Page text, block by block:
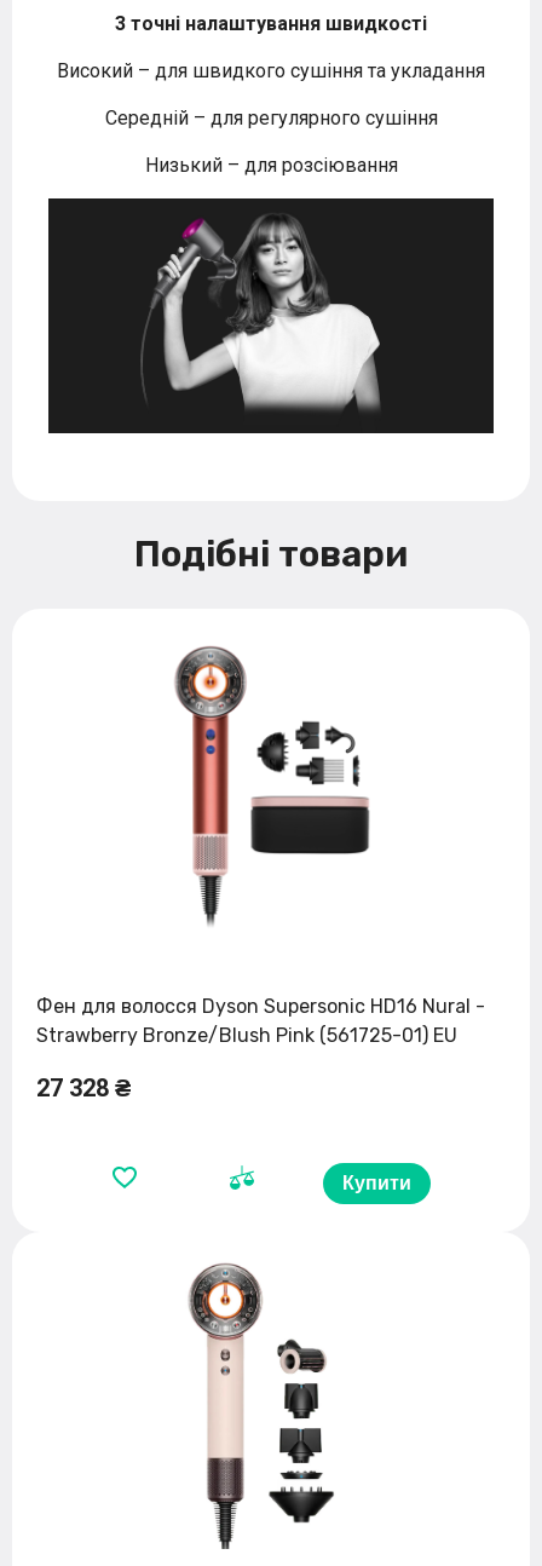
3 точні налаштування швидкості
Високий – для швидкого сушіння та укладання
Середній – для регулярного сушіння
Низький – для розсіювання
Подібні товари
Фен для волосся Dyson Supersonic HD16 Nural -
Strawberry Bronze/Blush Pink (561725-01) EU
27 328 ₴
Купити